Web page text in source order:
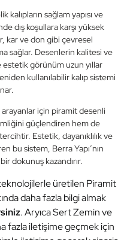
sağlam yapısı ve
dış koşullara karşı yüksek
kar ve don gibi çevresel
sağlar. Desenlerin kalitesi ve
görünüm uzun yıllar
kullanılabilir kalıp sistemi
için piramit desenli
güçlendiren hem de
Estetik, dayanıklılık ve
bu sistem, Berra Yapı’nın
dokunuş kazandırır.
üretilen Piramit
daha fazla bilgi almak
. Aryıca Sert Zemin ve
fazla iletişime geçmek için